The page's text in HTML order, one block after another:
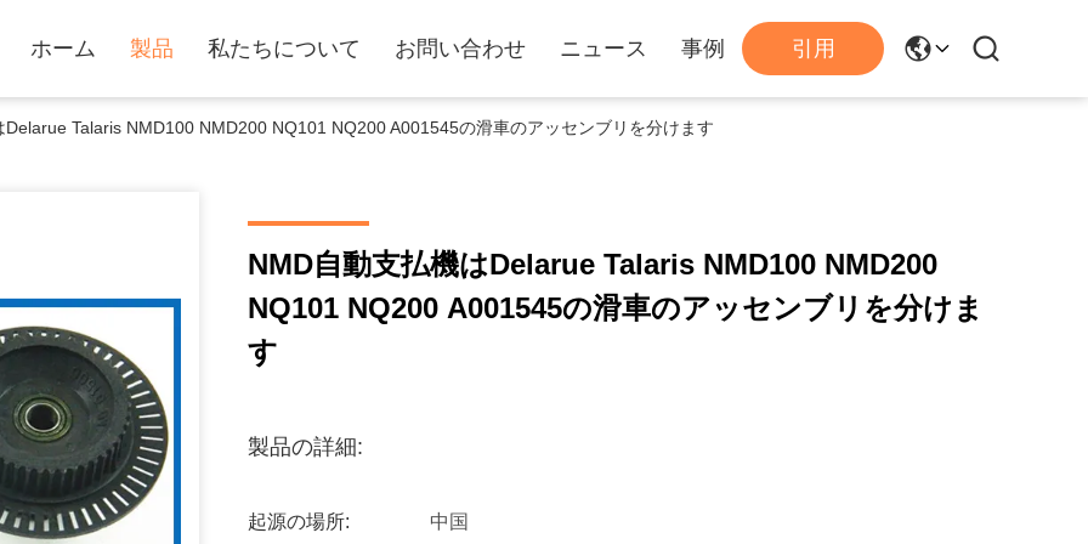
ホーム 製品 私たちについて お問い合わせ ニュース 事例 引用
Delarue Talaris NMD100 NMD200 NQ101 NQ200 A001545の滑車のアッセンブリを分けます
NMD自動支払機はDelarue Talaris NMD100 NMD200
NQ101 NQ200 A001545の滑車のアッセンブリを分けま
す
製品の詳細:
起源の場所: 中国